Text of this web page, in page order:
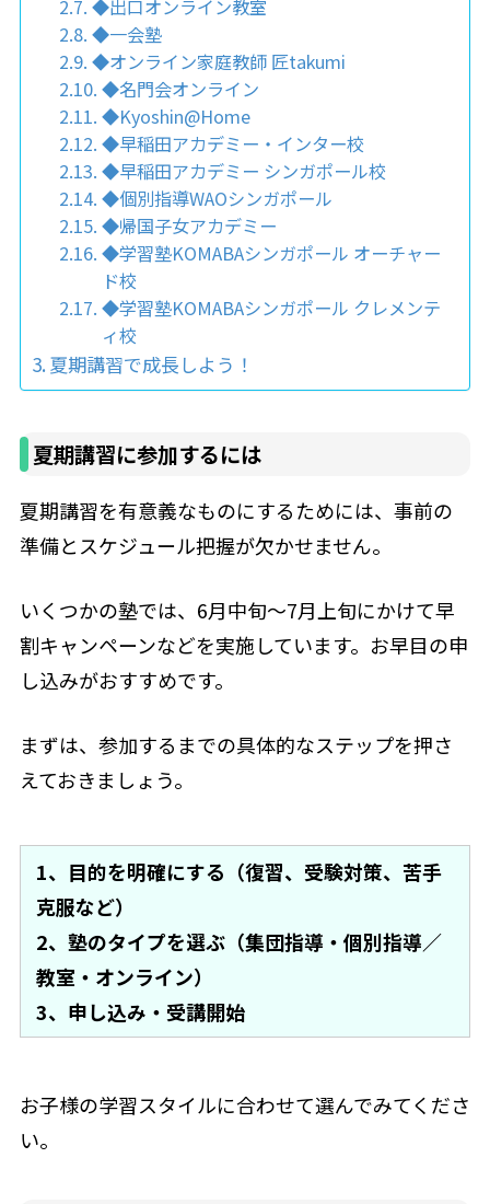
◆出口オンライン教室
◆一会塾
◆オンライン家庭教師 匠takumi
◆名門会オンライン
◆Kyoshin@Home
◆早稲田アカデミー・インター校
◆早稲田アカデミー シンガポール校
◆個別指導WAOシンガポール
◆帰国子女アカデミー
◆学習塾KOMABAシンガポール オーチャー
ド校
◆学習塾KOMABAシンガポール クレメンテ
ィ校
夏期講習で成長しよう！
夏期講習に参加するには
夏期講習を有意義なものにするためには、事前の
準備とスケジュール把握が欠かせません。
いくつかの塾では、6月中旬〜7月上旬にかけて早
割キャンペーンなどを実施しています。お早目の申
し込みがおすすめです。
まずは、参加するまでの具体的なステップを押さ
えておきましょう。
1、目的を明確にする（復習、受験対策、苦手
克服など）
2、塾のタイプを選ぶ（集団指導・個別指導／
教室・オンライン）
3、申し込み・受講開始
お子様の学習スタイルに合わせて選んでみてくださ
い。